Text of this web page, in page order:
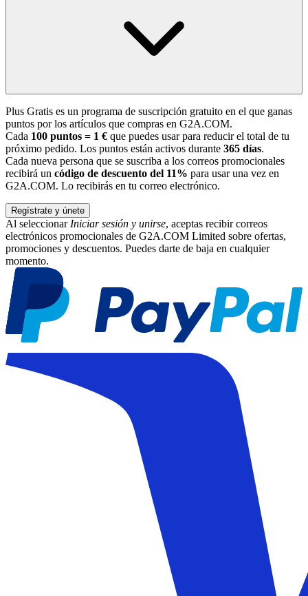
Plus Gratis es un programa de suscripción gratuito en el que ganas
puntos por los artículos que compras en G2A.COM.
Cada 100 puntos = 1 € que puedes usar para reducir el total de tu
próximo pedido. Los puntos están activos durante 365 días.
Cada nueva persona que se suscriba a los correos promocionales
recibirá un código de descuento del 11% para usar una vez en
G2A.COM. Lo recibirás en tu correo electrónico.
Regístrate y únete
Al seleccionar Iniciar sesión y unirse, aceptas recibir correos
electrónicos promocionales de G2A.COM Limited sobre ofertas,
promociones y descuentos. Puedes darte de baja en cualquier
momento.